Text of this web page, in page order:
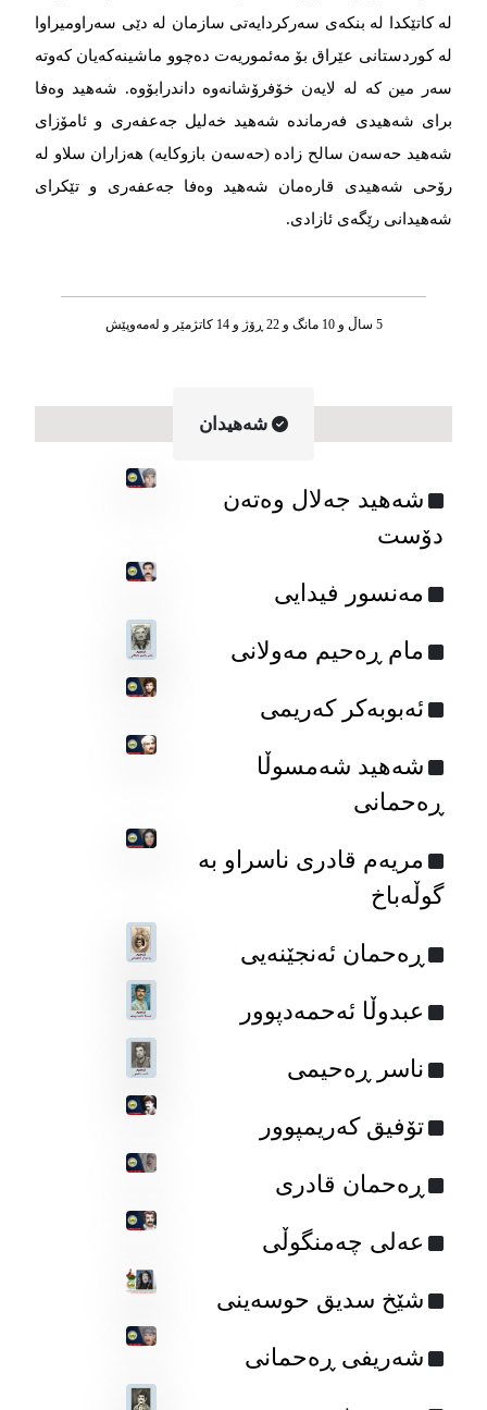
لە کاتێکدا له‌‌‌ بنکه‌‌‌ی سه‌‌‌رکردایه‌‌‌تی سازمان له‌‌‌ دێی‌ سه‌‌‌راومیراوا
له‌‌‌ کوردستانی عێراق بۆ مه‌‌‌ئموریه‌‌‌ت ده‌‌‌چوو ماشینه‌‌‌که‌‌‌یان که‌‌‌وته‌‌‌
سه‌‌‌ر مین که‌‌‌ له‌‌‌ لایه‌‌‌ن خۆفرۆشانه‌‌‌وه‌‌‌ داندرابۆوه‌‌‌. شه‌‌‌هید وه‌‌‌فا
برای شه‌‌‌هیدی فه‌‌‌رمانده‌‌‌ شه‌‌‌هید خه‌‌‌لیل جه‌‌‌عفه‌‌‌ری و ئامۆزای
شه‌‌‌هید حه‌‌‌سه‌‌‌ن سالح زاده‌‌‌ (حه‌‌‌سه‌‌‌ن بازوکایه‌‌‌) هه‌‌‌زاران سلاو له‌‌‌
رۆحی شه‌‌‌هیدی قاره‌‌‌مان شه‌‌‌هید وه‌‌‌فا جه‌‌‌عفه‌‌‌ری و تێکرای
شه‌‌‌هیدانی رێگه‌‌‌ی ئازادی.
5 ساڵ و 10 مانگ و 22 ڕۆژ و 14 کاتژمێر و له‌مه‌وپێش‌
شه‌هیدان
شه‌هید جه‌لال وه‌ته‌ن
دۆست
مەنسور فیدایی
مام ڕه‌حیم مه‌ولانی
ئەبوبەکر کەریمی
شه‌هید شه‌مسوڵا
ڕه‌حمانی
مریەم قادری ناسراو به‌
گوڵه‌باخ
ڕه‌حمان ئه‌نجێنه‌یی
عبدوڵا ئه‌حمه‌دپوور
ناسر ڕه‌حیمی
تۆفیق که‌ریمپوور
ڕه‌حمان قادری
عه‌لی چه‌منگوڵی
شێخ سدیق حوسەینی
شەریفی ڕەحمانی